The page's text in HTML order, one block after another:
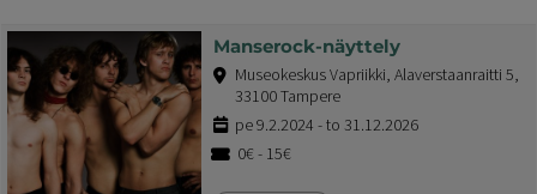
Manserock-näyttely
Museokeskus Vapriikki, Alaverstaanraitti 5,
33100 Tampere
pe 9.2.2024 - to 31.12.2026
0€ - 15€